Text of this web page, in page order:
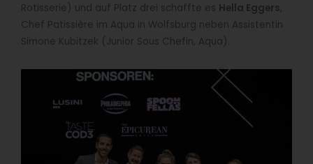
Rotisserie) und auf Platz drei schaffte es Hella Eggers,
Chef Patissière im Aqua in Wolfsburg neben Assistentin
Simone Kubitzek (Junior Sous Chefin, Aqua).